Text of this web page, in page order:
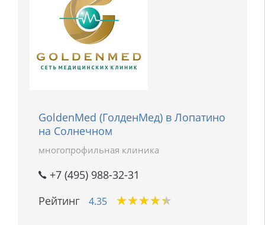
GoldenMed (ГолденМед) в Лопатино
на Солнечном
многопрофильная клиника
+7 (495) 988-32-31
Рейтинг
4.35 ★★★★★
★★★★★